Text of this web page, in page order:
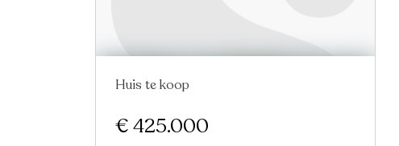
Nieuw
Huis te koop
€ 425.000